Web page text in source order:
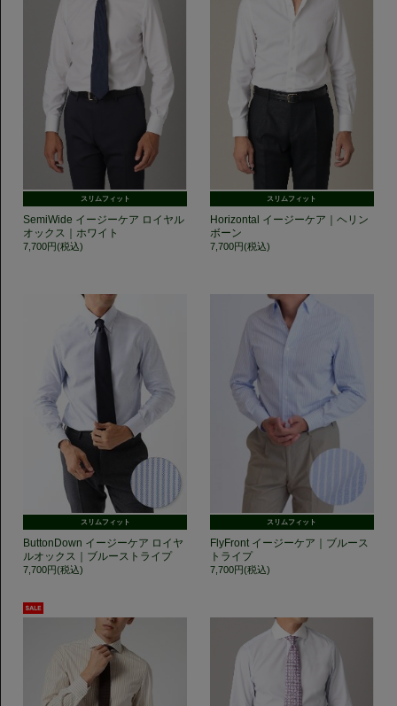
スリムフィット
SemiWide イージーケア ロイヤル
オックス｜ホワイト
7,700円(税込)
スリムフィット
Horizontal イージーケア｜ヘリン
ボーン
7,700円(税込)
スリムフィット
ButtonDown イージーケア ロイヤ
ルオックス｜ブルーストライプ
7,700円(税込)
スリムフィット
FlyFront イージーケア｜ブルース
トライプ
7,700円(税込)